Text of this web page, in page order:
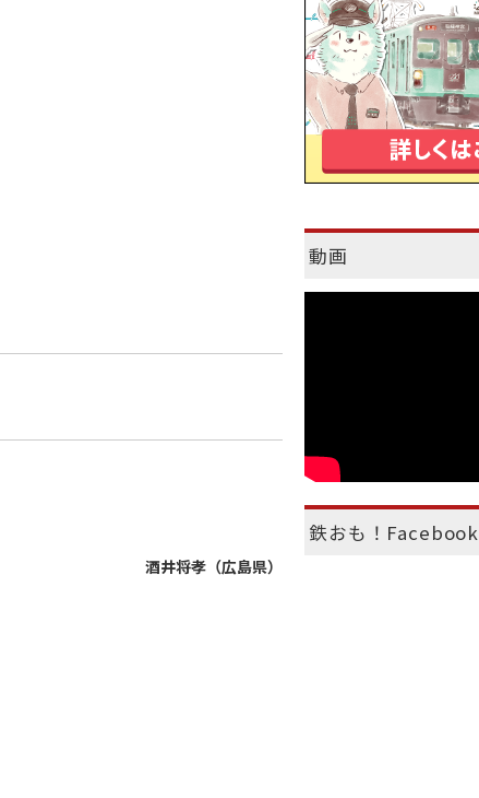
酒井将孝（広島県）
動画
鉄おも！Facebook